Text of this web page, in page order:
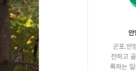
안
군포.안
전하고
록하는